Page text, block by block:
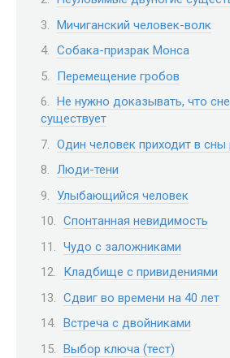
Мичиганский человек-волк
Собака-призрак Монса
Перемещение гробов
Не нужно доказывать, что
существует
Один человек приходит в
Люди-тени
Улыбающийся человек
Спонтанная невидимость
Чудо с заложниками
Кладбище с привидениями
Сдвиг во времени на 40 лет
Встреча с двойниками
Выбор ключа (тест)